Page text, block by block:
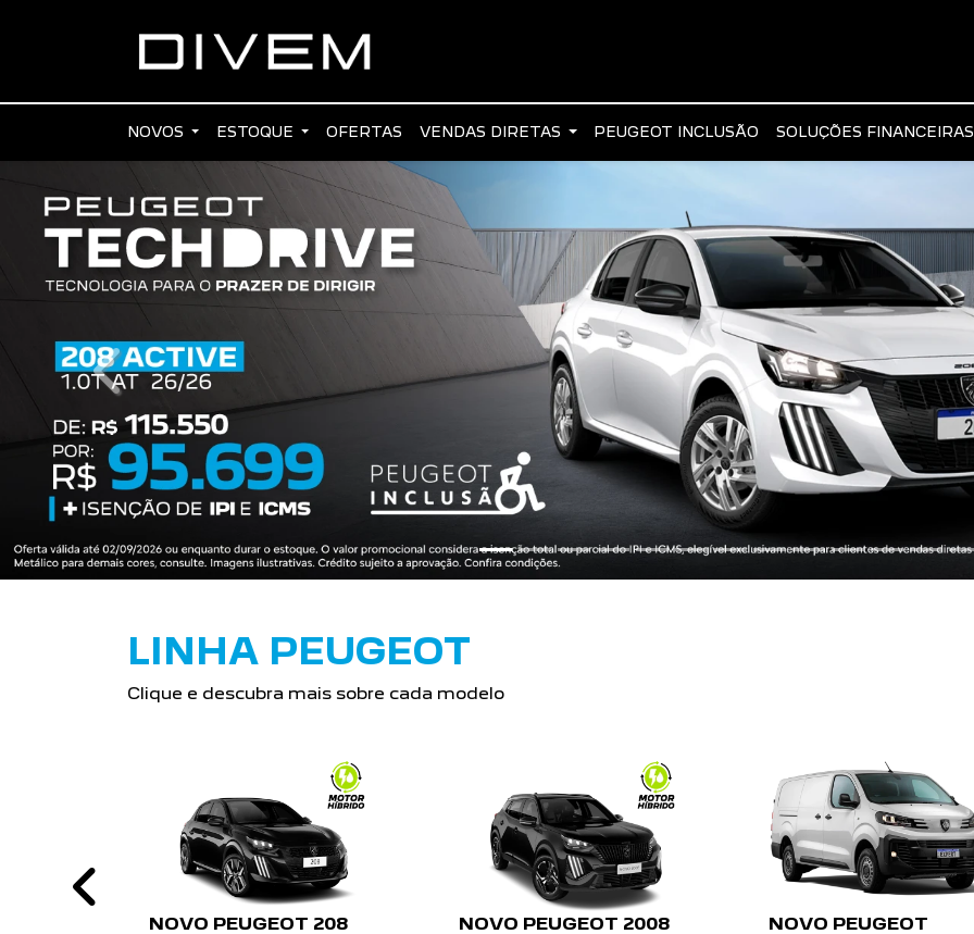
NOVOS ESTOQUE OFERTAS VENDAS DIRETAS PEUGEOT INCLUSÃO SOLUÇÕES FINANCEIRAS